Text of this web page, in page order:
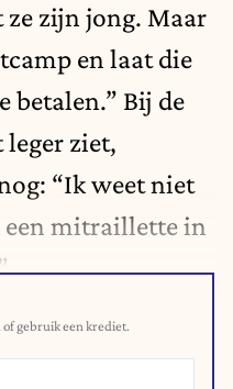
ze zijn jong. Maar
en laat die
betalen.” Bij de
ziet,
“Ik weet niet
een mitraillette in
gebruik een krediet.